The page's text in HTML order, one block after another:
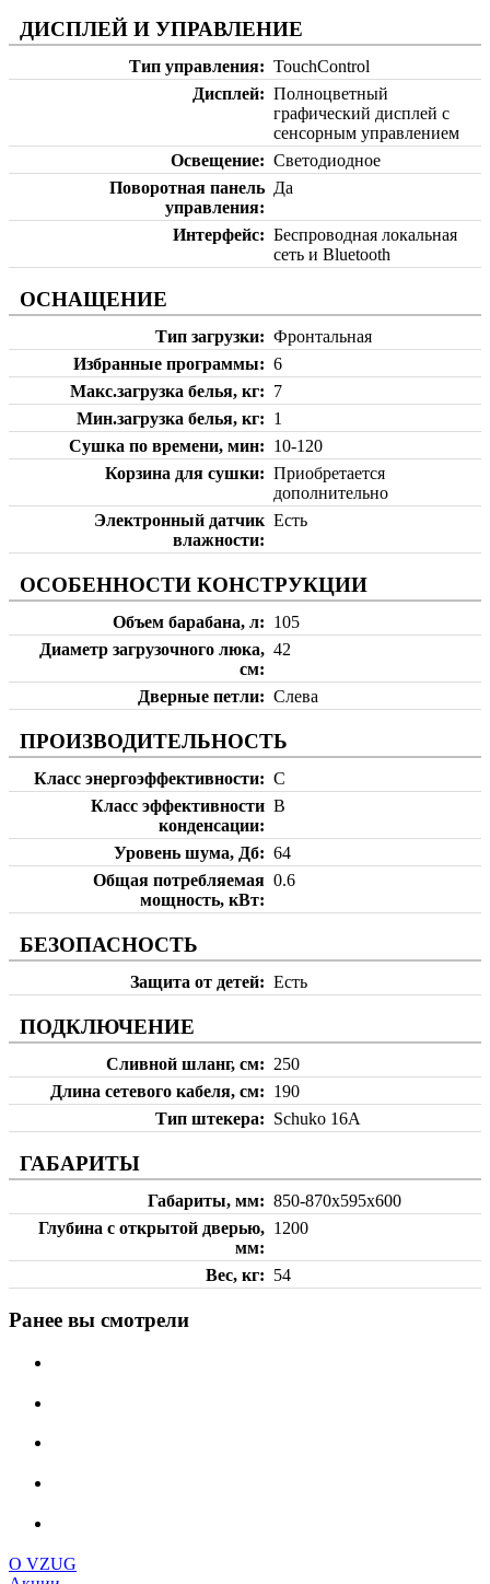
ДИСПЛЕЙ И УПРАВЛЕНИЕ
Тип управления
TouchControl
Дисплей
Полноцветный
графический дисплей с
сенсорным управлением
Освещение
Светодиодное
Поворотная панель
управления
Да
Интерфейс
Беспроводная локальная
сеть и Bluetooth
ОСНАЩЕНИЕ
Тип загрузки
Фронтальная
Избранные программы
6
Макс.загрузка белья, кг
7
Мин.загрузка белья, кг
1
Сушка по времени, мин
10-120
Корзина для сушки
Приобретается
дополнительно
Электронный датчик
влажности
Есть
ОСОБЕННОСТИ КОНСТРУКЦИИ
Объем барабана, л
105
Диаметр загрузочного люка,
см
42
Дверные петли Слева
ПРОИЗВОДИТЕЛЬНОСТЬ
Класс энергоэффективности
C
Класс эффективности
конденсации
B
Уровень шума, Дб
64
Общая потребляемая
мощность, кВт
0.6
БЕЗОПАСНОСТЬ
Защита от детей Есть
ПОДКЛЮЧЕНИЕ
Сливной шланг, см
250
Длина сетевого кабеля, см
190
Тип штекера
Schuko 16A
ГАБАРИТЫ
Габариты, мм
850-870х595х600
Глубина с открытой дверью,
мм
1200
Вес, кг 54
Ранее вы смотрели
О VZUG